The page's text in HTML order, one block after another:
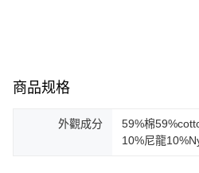
商品规格
外觀成分
59%棉
10%尼龍